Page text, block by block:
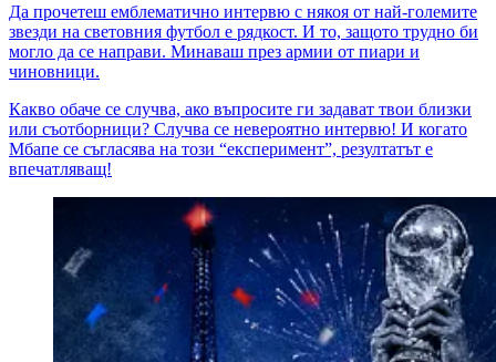
Да прочетеш емблематично интервю с някоя от най-големите
звезди на световния футбол е рядкост. И то, защото трудно би
могло да се направи. Минаваш през армии от пиари и
чиновници.
Какво обаче се случва, ако въпросите ги задават твои близки
или съотборници? Случва се невероятно интервю! И когато
Мбапе се съгласява на този “експеримент”, резултатът е
впечатляващ!